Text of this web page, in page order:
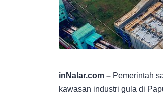
inNalar.com – Pemerintah
kawasan industri gula di